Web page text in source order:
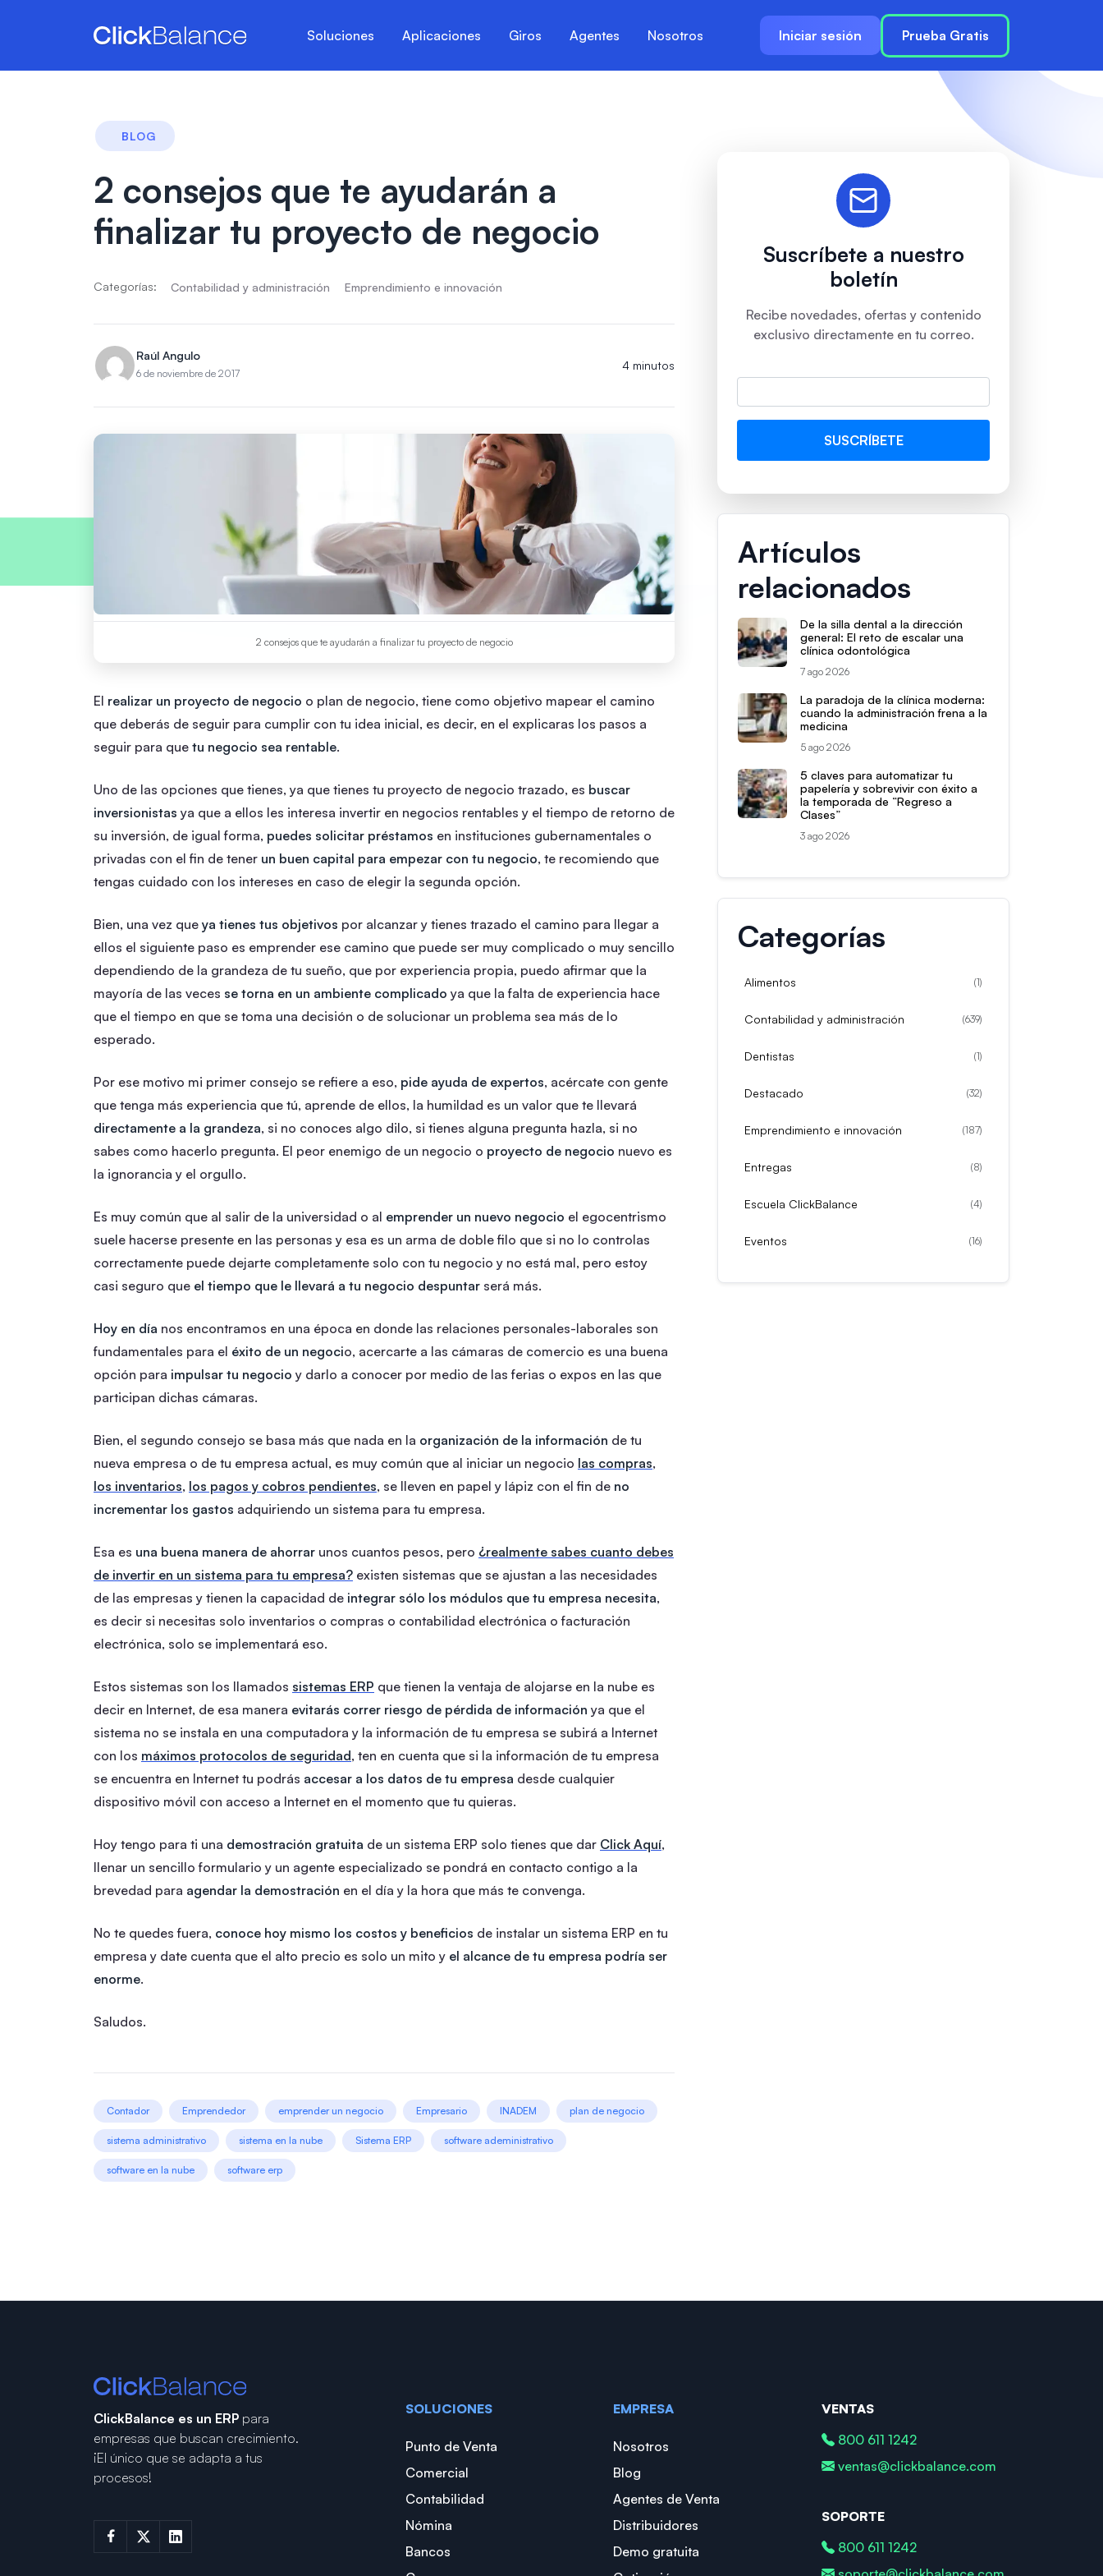
Soluciones Aplicaciones Giros Agentes Nosotros Iniciar sesión Prueba Gratis
BLOG
2 consejos que te ayudarán a
finalizar tu proyecto de negocio
Categorías: Contabilidad y administración Emprendimiento e innovación
Raúl Angulo
6 de noviembre de 2017
4 minutos
2 consejos que te ayudarán a finalizar tu proyecto de negocio
El realizar un proyecto de negocio o plan de negocio, tiene como objetivo mapear el camino
que deberás de seguir para cumplir con tu idea inicial, es decir, en el explicaras los pasos a
seguir para que tu negocio sea rentable.
Uno de las opciones que tienes, ya que tienes tu proyecto de negocio trazado, es buscar
inversionistas ya que a ellos les interesa invertir en negocios rentables y el tiempo de retorno de
su inversión, de igual forma, puedes solicitar préstamos en instituciones gubernamentales o
privadas con el fin de tener un buen capital para empezar con tu negocio, te recomiendo que
tengas cuidado con los intereses en caso de elegir la segunda opción.
Bien, una vez que ya tienes tus objetivos por alcanzar y tienes trazado el camino para llegar a
ellos el siguiente paso es emprender ese camino que puede ser muy complicado o muy sencillo
dependiendo de la grandeza de tu sueño, que por experiencia propia, puedo afirmar que la
mayoría de las veces se torna en un ambiente complicado ya que la falta de experiencia hace
que el tiempo en que se toma una decisión o de solucionar un problema sea más de lo
esperado.
Por ese motivo mi primer consejo se refiere a eso, pide ayuda de expertos, acércate con gente
que tenga más experiencia que tú, aprende de ellos, la humildad es un valor que te llevará
directamente a la grandeza, si no conoces algo dilo, si tienes alguna pregunta hazla, si no
sabes como hacerlo pregunta. El peor enemigo de un negocio o proyecto de negocio nuevo es
la ignorancia y el orgullo.
Es muy común que al salir de la universidad o al emprender un nuevo negocio el egocentrismo
suele hacerse presente en las personas y esa es un arma de doble filo que si no lo controlas
correctamente puede dejarte completamente solo con tu negocio y no está mal, pero estoy
casi seguro que el tiempo que le llevará a tu negocio despuntar será más.
Hoy en día nos encontramos en una época en donde las relaciones personales-laborales son
fundamentales para el éxito de un negocio, acercarte a las cámaras de comercio es una buena
opción para impulsar tu negocio y darlo a conocer por medio de las ferias o expos en las que
participan dichas cámaras.
Bien, el segundo consejo se basa más que nada en la organización de la información de tu
nueva empresa o de tu empresa actual, es muy común que al iniciar un negocio las compras,
los inventarios, los pagos y cobros pendientes, se lleven en papel y lápiz con el fin de no
incrementar los gastos adquiriendo un sistema para tu empresa.
Esa es una buena manera de ahorrar unos cuantos pesos, pero ¿realmente sabes cuanto debes
de invertir en un sistema para tu empresa? existen sistemas que se ajustan a las necesidades
de las empresas y tienen la capacidad de integrar sólo los módulos que tu empresa necesita,
es decir si necesitas solo inventarios o compras o contabilidad electrónica o facturación
electrónica, solo se implementará eso.
Estos sistemas son los llamados sistemas ERP que tienen la ventaja de alojarse en la nube es
decir en Internet, de esa manera evitarás correr riesgo de pérdida de información ya que el
sistema no se instala en una computadora y la información de tu empresa se subirá a Internet
con los máximos protocolos de seguridad, ten en cuenta que si la información de tu empresa
se encuentra en Internet tu podrás accesar a los datos de tu empresa desde cualquier
dispositivo móvil con acceso a Internet en el momento que tu quieras.
Hoy tengo para ti una demostración gratuita de un sistema ERP solo tienes que dar Click Aquí,
llenar un sencillo formulario y un agente especializado se pondrá en contacto contigo a la
brevedad para agendar la demostración en el día y la hora que más te convenga.
No te quedes fuera, conoce hoy mismo los costos y beneficios de instalar un sistema ERP en tu
empresa y date cuenta que el alto precio es solo un mito y el alcance de tu empresa podría ser
enorme.
Saludos.
Contador Emprendedor emprender un negocio Empresario INADEM plan de negocio
sistema administrativo sistema en la nube Sistema ERP software adeministrativo
software en la nube software erp
Suscríbete a nuestro
boletín
Recibe novedades, ofertas y contenido
exclusivo directamente en tu correo.
Artículos
relacionados
De la silla dental a la dirección
general: El reto de escalar una
clínica odontológica
7 ago 2026
La paradoja de la clínica moderna:
cuando la administración frena a la
medicina
5 ago 2026
5 claves para automatizar tu
papelería y sobrevivir con éxito a
la temporada de “Regreso a
Clases”
3 ago 2026
Categorías
Alimentos (1)
Contabilidad y administración (639)
Dentistas (1)
Destacado (32)
Emprendimiento e innovación (187)
Entregas (8)
Escuela ClickBalance (4)
Eventos (16)
ClickBalance es un ERP para
empresas que buscan crecimiento.
¡El único que se adapta a tus
procesos!
SOLUCIONES
Punto de Venta
Comercial
Contabilidad
Nómina
Bancos
EMPRESA
Nosotros
Blog
Agentes de Venta
Distribuidores
Demo gratuita
VENTAS
800 611 1242
ventas@clickbalance.com
SOPORTE
800 611 1242